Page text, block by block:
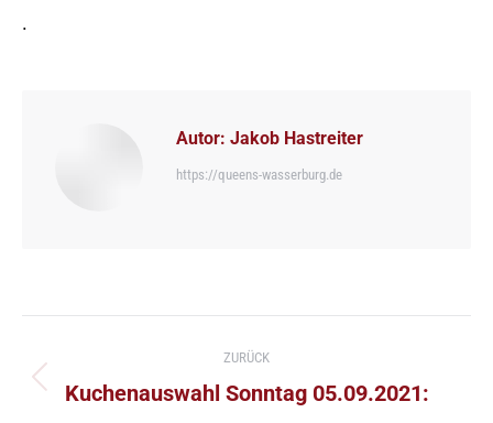
.
Autor: Jakob Hastreiter
https://queens-wasserburg.de
ZURÜCK
Vorheriger
Kuchenauswahl Sonntag 05.09.2021: